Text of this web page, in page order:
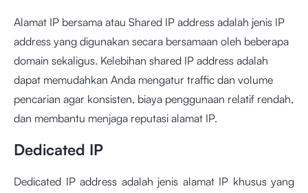
Alamat IP bersama atau Shared IP address adalah jenis IP
address yang digunakan secara bersamaan oleh beberapa
domain sekaligus. Kelebihan shared IP address adalah
dapat memudahkan Anda mengatur traffic dan volume
pencarian agar konsisten, biaya penggunaan relatif rendah,
dan membantu menjaga reputasi alamat IP.
Dedicated IP
Dedicated IP address adalah jenis alamat IP khusus yang